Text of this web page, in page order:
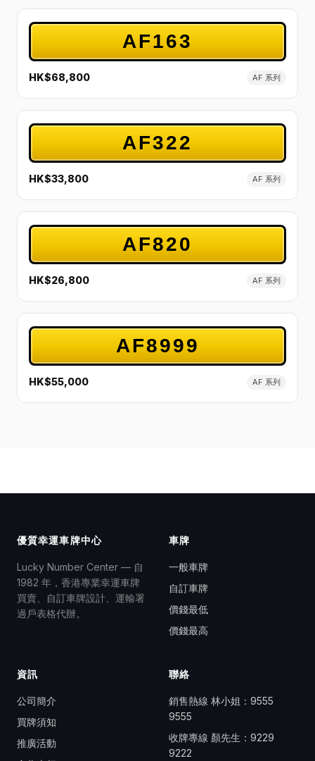
AF163
HK$68,800 AF 系列
AF322
HK$33,800 AF 系列
AF820
HK$26,800 AF 系列
AF8999
HK$55,000 AF 系列
優質幸運車牌中心
Lucky Number Center — 自
1982 年，香港專業幸運車牌
買賣、自訂車牌設計、運輸署
過戶表格代辦。
車牌
一般車牌
自訂車牌
價錢最低
價錢最高
資訊
公司簡介
買牌須知
推廣活動
聯絡
銷售熱線 林小姐： 9555
9555
收牌專線 顏先生： 9229
9222